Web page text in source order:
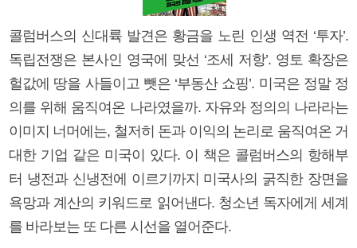
콜럼버스의 신대륙 발견은 황금을 노린 인생 역전 ‘투자’.
독립전쟁은 본사인 영국에 맞선 ‘조세 저항’. 영토 확장은
헐값에 땅을 사들이고 뺏은 ‘부동산 쇼핑’. 미국은 정말 정
의를 위해 움직여온 나라였을까. 자유와 정의의 나라라는
이미지 너머에는, 철저히 돈과 이익의 논리로 움직여온 거
대한 기업 같은 미국이 있다. 이 책은 콜럼버스의 항해부
터 냉전과 신냉전에 이르기까지 미국사의 굵직한 장면을
욕망과 계산의 키워드로 읽어낸다. 청소년 독자에게 세계
를 바라보는 또 다른 시선을 열어준다.